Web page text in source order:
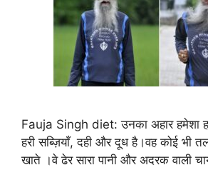
Fauja Singh diet: उनका अहार हमेशा
हरी सब्ज़ियाँ, दही और दूध है।वह कोई भी
खाते ।वे ढेर सारा पानी और अदरक वाली